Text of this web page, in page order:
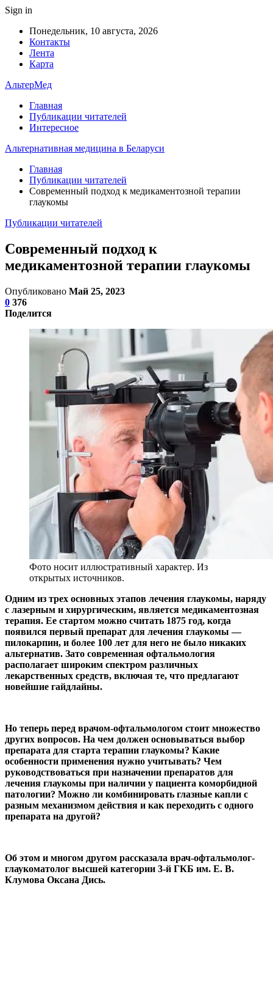
Sign in
Понедельник, 10 августа, 2026
Контакты
Лента
Карта
АльтерМед
Главная
Публикации читателей
Интересное
Альтернативная медицина в Беларуси
Главная
Публикации читателей
Современный подход к медикаментозной терапии
глаукомы
Публикации читателей
Современный подход к
медикаментозной терапии глаукомы
Опубликовано Май 25, 2023
0 376
Поделится
Фото носит иллюстративный характер. Из
открытых источников.
Одним из трех основных этапов лечения глаукомы, наряду
с лазерным и хирургическим, является медикаментозная
терапия. Ее стартом можно считать 1875 год, когда
появился первый препарат для лечения глаукомы —
пилокарпин, и более 100 лет для него не было никаких
альтернатив. Зато современная офтальмология
располагает широким спектром различных
лекарственных средств, включая те, что предлагают
новейшие гайдлайны.
Но теперь перед врачом-офтальмологом стоит множество
других вопросов. На чем должен основываться выбор
препарата для старта терапии глаукомы? Какие
особенности применения нужно учитывать? Чем
руководствоваться при назначении препаратов для
лечения глаукомы при наличии у пациента коморбидной
патологии? Можно ли комбинировать глазные капли с
разным механизмом действия и как переходить с одного
препарата на другой?
Об этом и многом другом рассказала врач-офтальмолог-
глаукоматолог высшей категории 3-й ГКБ им. Е. В.
Клумова Оксана Дись.